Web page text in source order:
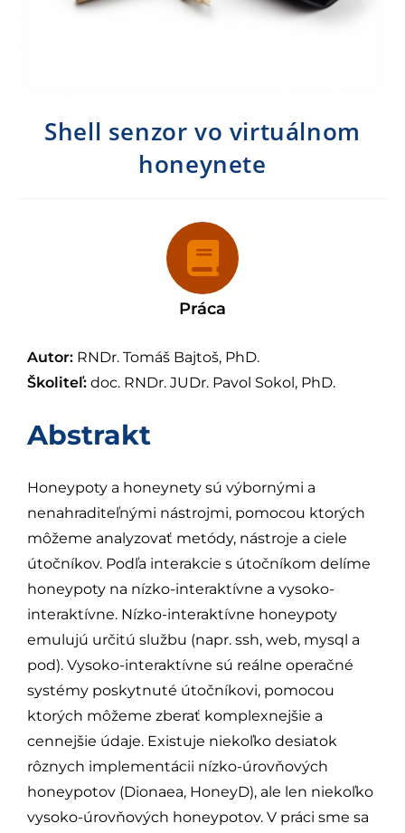
Shell senzor vo virtuálnom
honeynete
Práca
Autor: RNDr. Tomáš Bajtoš, PhD.
Školiteľ: doc. RNDr. JUDr. Pavol Sokol, PhD.
Abstrakt
Honeypoty a honeynety sú výbornými a
nenahraditeľnými nástrojmi, pomocou ktorých
môžeme analyzovať metódy, nástroje a ciele
útočníkov. Podľa interakcie s útočníkom delíme
honeypoty na nízko-interaktívne a vysoko-
interaktívne. Nízko-interaktívne honeypoty
emulujú určitú službu (napr. ssh, web, mysql a
pod). Vysoko-interaktívne sú reálne operačné
systémy poskytnuté útočníkovi, pomocou
ktorých môžeme zberať komplexnejšie a
cennejšie údaje. Existuje niekoľko desiatok
rôznych implementácii nízko-úrovňových
honeypotov (Dionaea, HoneyD), ale len niekoľko
vysoko-úrovňových honeypotov. V práci sme sa